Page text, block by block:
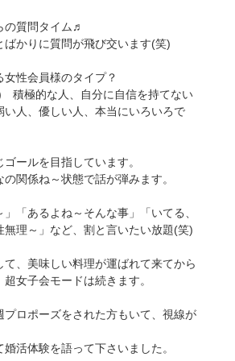
の質問タイム♬
ばかりに質問が飛び交います(笑)
性会員様のタイプ？
積極的な人、自分に自信を持てない
い人、優しい人、本当にいろいろで
ールを目指しています。
関係ね～状態で話が弾みます。
」「あるよね～そんな事」「いてる、
無理～」など、割と言いたい放題(笑)
、美味しい料理が運ばれて来てから
女子会モードは続きます。
プロポーズをされた方もいて、視線が
活体験を語って下さいました。